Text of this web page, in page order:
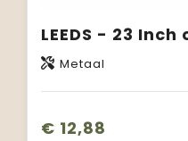
Metaal
€ 12,88